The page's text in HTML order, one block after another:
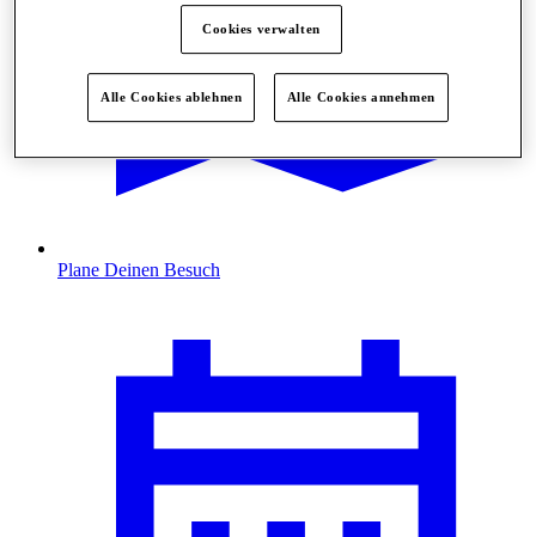
Plane Deinen Besuch
Cookies verwalten
Alle Cookies ablehnen Alle Cookies annehmen